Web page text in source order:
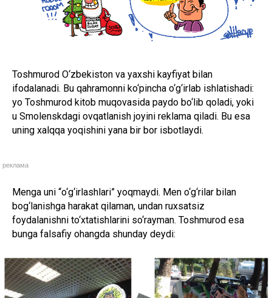
Toshmurod O‘zbekiston va yaxshi kayfiyat bilan
ifodalanadi. Bu qahramonni ko‘pincha o‘g‘irlab ishlatishadi:
yo Toshmurod kitob muqovasida paydo bo‘lib qoladi, yoki
u Smolenskdagi ovqatlanish joyini reklama qiladi. Bu esa
uning xalqqa yoqishini yana bir bor isbotlaydi.
реклама
Menga uni “o‘g‘irlashlari” yoqmaydi. Men o‘g‘rilar bilan
bog‘lanishga harakat qilaman, undan ruxsatsiz
foydalanishni to‘xtatishlarini so‘rayman. Toshmurod esa
bunga falsafiy ohangda shunday deydi: